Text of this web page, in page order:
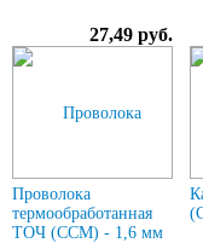
27,49 руб.
Проволока
термообработанная
ТОЧ (ССМ) - 1,6 мм